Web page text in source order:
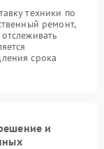
техники по
ремонт,
срока
и